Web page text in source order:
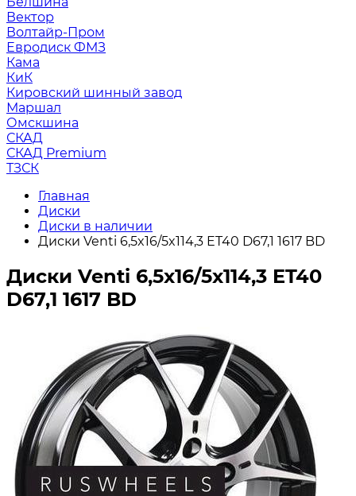
Вектор
Волтайр-Пром
Евродиск ФМЗ
Кама
КиК
Кировский шинный завод
Маршал
Омскшина
СКАД
СКАД Premium
ТЗСК
Главная
Диски
Диски в наличии
Диски Venti 6,5x16/5x114,3 ET40 D67,1 1617 BD
Диски Venti 6,5x16/5x114,3 ET40
D67,1 1617 BD